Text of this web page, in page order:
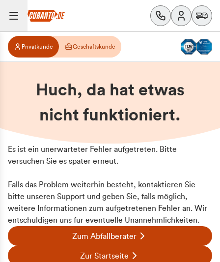
Privatkunde Geschäftskunde
Huch, da hat etwas
nicht funktioniert.
Es ist ein unerwarteter Fehler aufgetreten. Bitte
versuchen Sie es später erneut.
Falls das Problem weiterhin besteht, kontaktieren Sie
bitte unseren Support und geben Sie, falls möglich,
weitere Informationen zum aufgetretenen Fehler an. Wir
entschuldigen uns für eventuelle Unannehmlichkeiten.
Zum Abfallberater
Zur Startseite